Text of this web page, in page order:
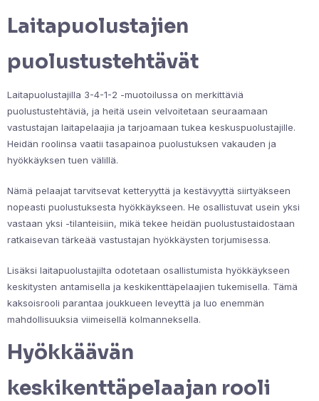
Laitapuolustajien
puolustustehtävät
Laitapuolustajilla 3-4-1-2 -muotoilussa on merkittäviä
puolustustehtäviä, ja heitä usein velvoitetaan seuraamaan
vastustajan laitapelaajia ja tarjoamaan tukea keskuspuolustajille.
Heidän roolinsa vaatii tasapainoa puolustuksen vakauden ja
hyökkäyksen tuen välillä.
Nämä pelaajat tarvitsevat ketteryyttä ja kestävyyttä siirtyäkseen
nopeasti puolustuksesta hyökkäykseen. He osallistuvat usein yksi
vastaan yksi -tilanteisiin, mikä tekee heidän puolustustaidostaan
ratkaisevan tärkeää vastustajan hyökkäysten torjumisessa.
Lisäksi laitapuolustajilta odotetaan osallistumista hyökkäykseen
keskitysten antamisella ja keskikenttäpelaajien tukemisella. Tämä
kaksoisrooli parantaa joukkueen leveyttä ja luo enemmän
mahdollisuuksia viimeisellä kolmanneksella.
Hyökkäävän
keskikenttäpelaajan rooli